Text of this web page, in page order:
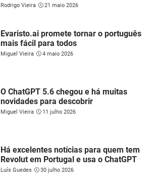
Rodrigo Vieira 21 maio 2026
Evaristo.ai promete tornar o português
mais fácil para todos
Miguel Vieira 4 maio 2026
O ChatGPT 5.6 chegou e há muitas
novidades para descobrir
Miguel Vieira 11 julho 2026
Há excelentes notícias para quem tem
Revolut em Portugal e usa o ChatGPT
Luís Guedes 30 julho 2026